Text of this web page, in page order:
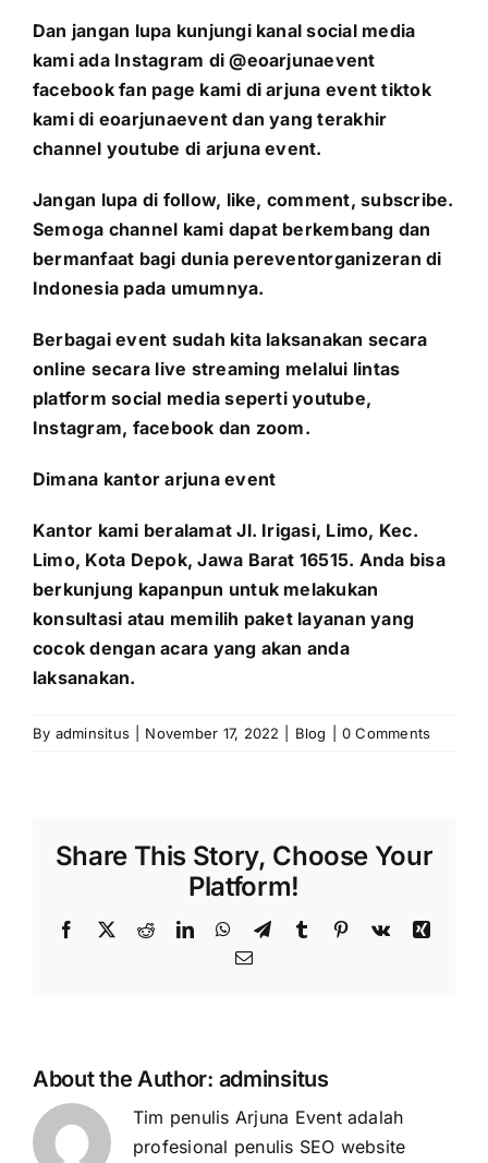
Dan jangan lupa kunjungi kanal social media
kami ada Instagram di @eoarjunaevent
facebook fan page kami di arjuna event tiktok
kami di eoarjunaevent dan yang terakhir
channel youtube di arjuna event.
Jangan lupa di follow, like, comment, subscribe.
Semoga channel kami dapat berkembang dan
bermanfaat bagi dunia pereventorganizeran di
Indonesia pada umumnya.
Berbagai event sudah kita laksanakan secara
online secara live streaming melalui lintas
platform social media seperti youtube,
Instagram, facebook dan zoom.
Dimana kantor arjuna event
Kantor kami beralamat Jl. Irigasi, Limo, Kec.
Limo, Kota Depok, Jawa Barat 16515. Anda bisa
berkunjung kapanpun untuk melakukan
konsultasi atau memilih paket layanan yang
cocok dengan acara yang akan anda
laksanakan.
By adminsitus November 17, 2022 Blog 0 Comments
Share This Story, Choose Your
Platform!
Facebook
X RedditLinkedInWhatsApp
TelegramTumblr Pinterest
Vk
Xing
Email
About the Author: adminsitus
Tim penulis Arjuna Event adalah
profesional penulis SEO website